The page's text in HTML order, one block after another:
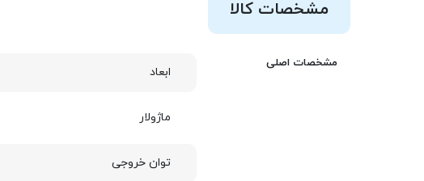
مشخصات کالا
مشخصات اصلی
ابعاد
ماژولار
توان خروجی